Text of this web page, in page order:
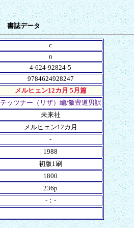
書誌データ
c
n
4-624-92824-5
9784624928247
メルヒェン12カ月 5月篇
テッツナー（リザ）編/飯豊道男訳
未来社
メルヒェン12カ月
-
1988
初版1刷
1800
236p
-：-
-